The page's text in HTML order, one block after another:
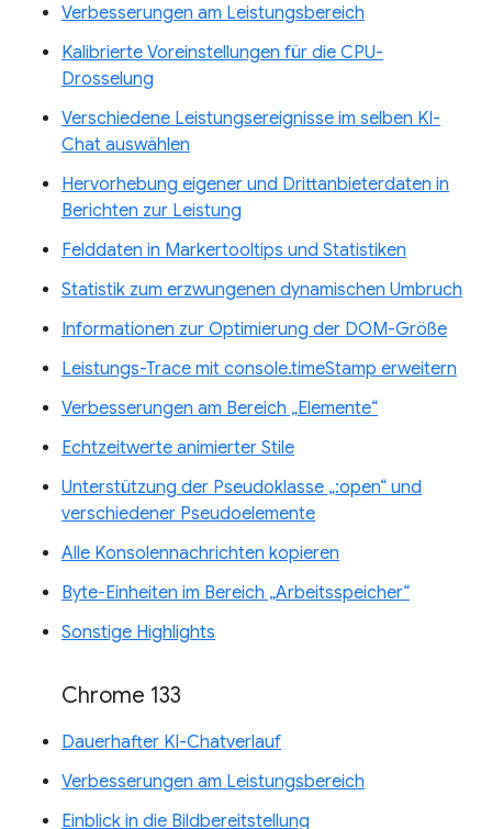
Verbesserungen am Leistungsbereich
Kalibrierte Voreinstellungen für die CPU-
Drosselung
Verschiedene Leistungsereignisse im selben KI-
Chat auswählen
Hervorhebung eigener und Drittanbieterdaten in
Berichten zur Leistung
Felddaten in Markertooltips und Statistiken
Statistik zum erzwungenen dynamischen Umbruch
Informationen zur Optimierung der DOM-Größe
Leistungs-Trace mit console.timeStamp erweitern
Verbesserungen am Bereich „Elemente“
Echtzeitwerte animierter Stile
Unterstützung der Pseudoklasse „:open“ und
verschiedener Pseudoelemente
Alle Konsolennachrichten kopieren
Byte-Einheiten im Bereich „Arbeitsspeicher“
Sonstige Highlights
Chrome 133
Dauerhafter KI-Chatverlauf
Verbesserungen am Leistungsbereich
Einblick in die Bildbereitstellung